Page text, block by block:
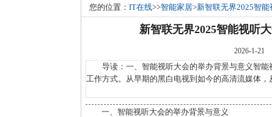
您的位置： IT在线>>智能家居>新智联无界2025智
新智联无界2025智能视听
2026-1-
导读：一、智能视听大会的举办背景与意义智能
工作方式。从早期的黑白电视到如今的高清流媒体
一、智能视听大会的举办背景与意义